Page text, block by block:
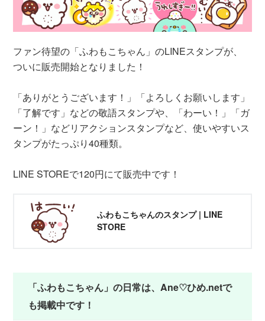
ファン待望の「ふわもこちゃん」のLINEスタンプが、
ついに販売開始となりました！
「ありがとうございます！」「よろしくお願いします」
「了解です」などの敬語スタンプや、「わーい！」「ガ
ーン！」などリアクションスタンプなど、使いやすいス
タンプがたっぷり40種類。
LINE STOREで120円にて販売中です！
ふわもこちゃんのスタンプ | LINE
STORE
「ふわもこちゃん」の日常は、Ane♡ひめ.netで
も掲載中です！